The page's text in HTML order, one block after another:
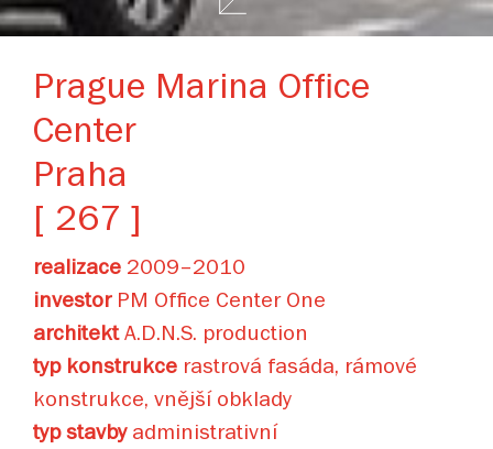
Prague Marina Office
Center
Praha
[ 267 ]
realizace 2009–2010
investorPM Office Center One
architektA.D.N.S. production
typ konstrukce rastrová fasáda, rámové
konstrukce, vnější obklady
typ stavbyadministrativní